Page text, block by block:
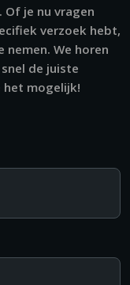
je nu vragen
verzoek hebt,
We horen
de juiste
het mogelijk!